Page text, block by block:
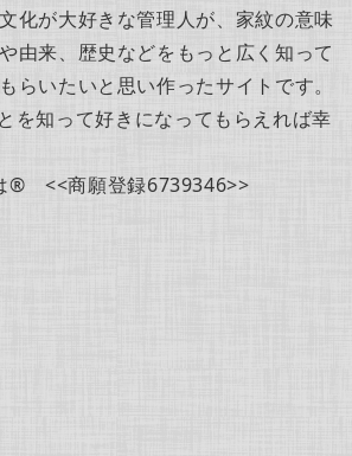
文化が大好きな管理人が、家紋の意味
や由来、歴史などをもっと広く知って
もらいたいと思い作ったサイトです。
を知って好きになってもらえれば幸
® <<商願登録6739346>>